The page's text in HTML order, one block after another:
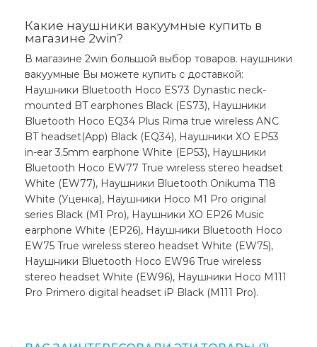
Какие наушники вакуумные купить в
магазине 2win?
В магазине 2win большой выбор товаров. наушники
вакуумные Вы можете купить с доставкой:
Наушники Bluetooth Hoco ES73 Dynastic neck-
mounted BT earphones Black (ES73), Наушники
Bluetooth Hoco EQ34 Plus Rima true wireless ANC
BT headset(App) Black (EQ34), Наушники XO EP53
in-ear 3.5mm earphone White (EP53), Наушники
Bluetooth Hoco EW77 True wireless stereo headset
White (EW77), Наушники Bluetooth Onikuma T18
White (Уценка), Наушники Hoco M1 Pro original
series Black (M1 Pro), Наушники XO EP26 Music
earphone White (EP26), Наушники Bluetooth Hoco
EW75 True wireless stereo headset White (EW75),
Наушники Bluetooth Hoco EW96 True wireless
stereo headset White (EW96), Наушники Hoco M111
Pro Primero digital headset iP Black (M111 Pro).